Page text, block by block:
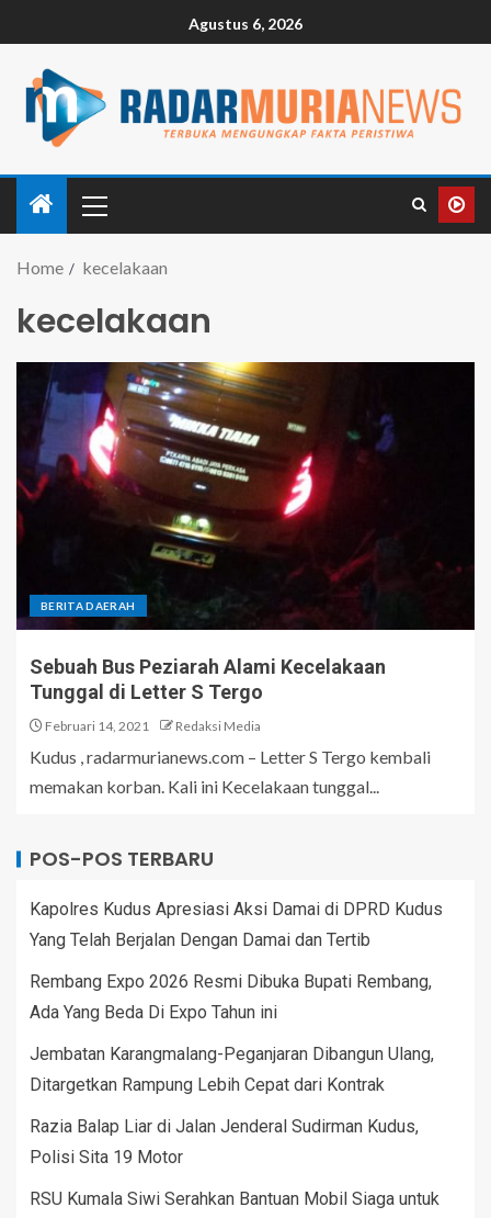
Agustus 6, 2026
Home kecelakaan
kecelakaan
BERITA DAERAH
Sebuah Bus Peziarah Alami Kecelakaan
Tunggal di Letter S Tergo
Februari 14, 2021 Redaksi Media
Kudus , radarmurianews.com – Letter S Tergo kembali
memakan korban. Kali ini Kecelakaan tunggal...
POS-POS TERBARU
Kapolres Kudus Apresiasi Aksi Damai di DPRD Kudus
Yang Telah Berjalan Dengan Damai dan Tertib
Rembang Expo 2026 Resmi Dibuka Bupati Rembang,
Ada Yang Beda Di Expo Tahun ini
Jembatan Karangmalang-Peganjaran Dibangun Ulang,
Ditargetkan Rampung Lebih Cepat dari Kontrak
Razia Balap Liar di Jalan Jenderal Sudirman Kudus,
Polisi Sita 19 Motor
RSU Kumala Siwi Serahkan Bantuan Mobil Siaga untuk